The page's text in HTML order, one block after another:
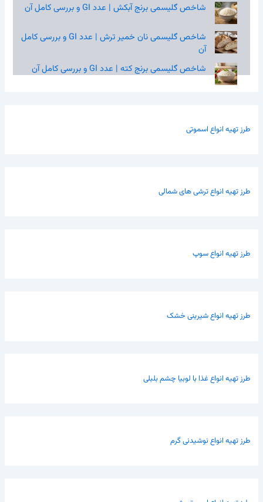
شاخص گلیسمی برنج آبکش | عدد GI و بررسی کامل آن
شاخص گلیسمی نان خمیر ترش | عدد GI و بررسی کامل
آن
شاخص گلیسمی برنج کته | عدد GI و بررسی کامل آن
طرز تهیه انواع اسموتی
طرز تهیه انواع ترشی های شمالی
طرز تهیه انواع سوپ
طرز تهیه انواع شیرینی خشک
طرز تهیه انواع غذا با لوبیا چشم بلبلی
طرز تهیه انواع نوشیدنی گرم